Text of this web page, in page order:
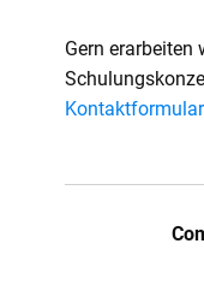
Gern
Kontaktformular